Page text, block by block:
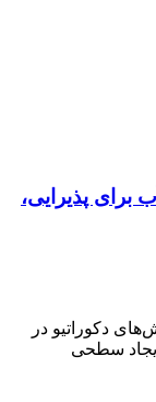
پذیرایی،
دکوراتیو در
سطحی